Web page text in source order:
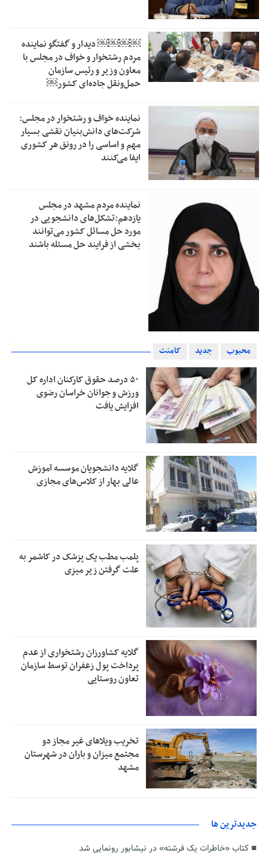
￼￼￼￼‏ دیدار و گفتگو نماینده
مردم رشتخوار و خواف در مجلس با
معاون وزیر و رئیس سازمان
حمل‌ونقل جاده‌ای کشور￼
نماینده خواف و رشتخوار در مجلس:
شرکت‌های دانش‌بنیان نقشی بسیار
مهم و اساسی را در رونق هر کشوری
ایفا می‌کنند
نماینده مردم مشهد در مجلس
یازدهم:تشکل‌های دانشجویی در
مورد حل مسائل کشور می‌توانند
بخشی از فرایند حل مسئله باشند
محبوب جدید کامنت
۵۰ درصد حقوق کارکنان اداره کل
ورزش و جوانان خراسان رضوی
افزایش یافت
گلایه دانشجویان موسسه آموزش
عالی بهار از کلاس‌های مجازی
پلمب مطب یک پزشک در کاشمر به
علت گرفتن زیر میزی
گلایه کشاورزان رشتخواری از عدم
پرداخت پول زعفران توسط سازمان
تعاون روستایی
تخریب ویلاهای غیر مجاز دو
مجتمع میزان و باران در شهرستان
مشهد
جديدترين ها
کتاب «خاطرات یک فرشته» در نیشابور رونمایی شد